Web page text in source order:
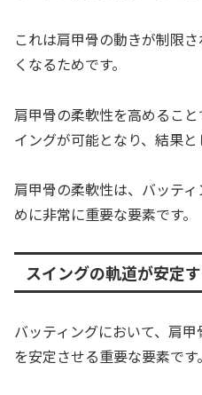
これは肩甲骨の動きが制限
くなるためです。
肩甲骨の柔軟性を高めるこ
イングが可能となり、結果と
肩甲骨の柔軟性は、バッテ
めに非常に重要な要素です。
スイングの軌道が安定
バッティングにおいて、肩
を安定させる重要な要素です。